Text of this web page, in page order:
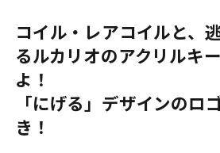
コイル・レアコイルと、
るルカリオのアクリルキ
よ！
「にげる」デザインのロ
き！